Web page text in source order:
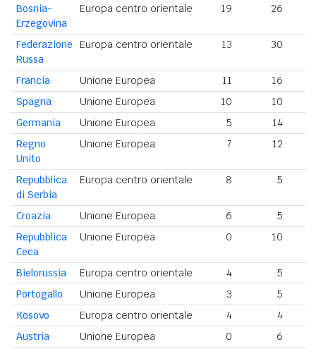
Bosnia-
Erzegovina
Europa centro orientale 19 26
Federazione
Russa
Europa centro orientale 13 30
Francia Unione Europea 11 16
Spagna
Unione Europea 10 10
Germania
Unione Europea 5 14
Regno
Unito
Unione Europea 7 12
Repubblica
di Serbia
Europa centro orientale 8 5
Croazia Unione Europea 6 5
Repubblica
Ceca
Unione Europea 0 10
Bielorussia Europa centro orientale 4 5
Portogallo
Unione Europea 3 5
Kosovo
Europa centro orientale 4 4
Austria
Unione Europea 0 6